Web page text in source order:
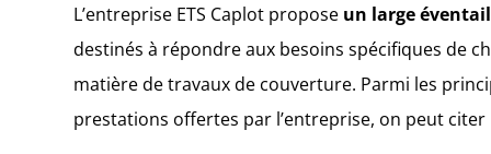
L’entreprise ETS Caplot propose un large
destinés à répondre aux besoins spécifiques de
matière de travaux de couverture. Parmi les
prestations offertes par l’entreprise, on peut citer